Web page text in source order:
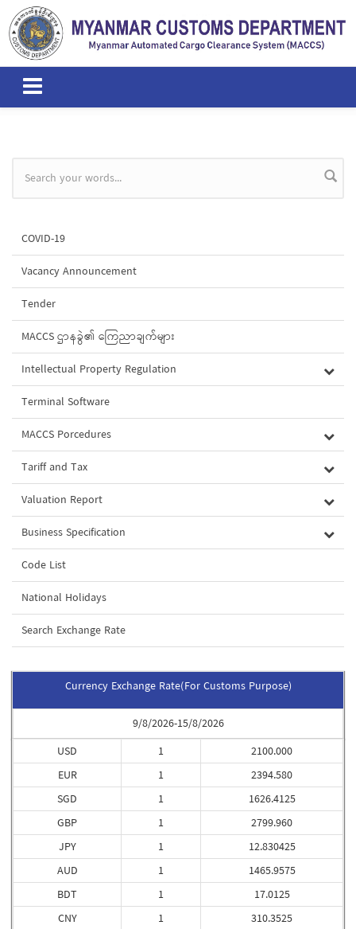
Skip to main content
Search form
COVID-19
Vacancy Announcement
Tender
MACCS ဌာနခွဲ၏ ကြေညာချက်များ
Intellectual Property Regulation
Terminal Software
MACCS Porcedures
Tariff and Tax
Valuation Report
Business Specification
Code List
National Holidays
Search Exchange Rate
Currency Exchange Rate(For Customs Purpose)
9/8/2026-15/8/2026
USD
EUR
SGD
GBP
JPY
AUD
BDT
CNY
1
1
1
1
1
1
1
1
2100.000
2394.580
1626.4125
2799.960
12.830425
1465.9575
17.0125
310.3525